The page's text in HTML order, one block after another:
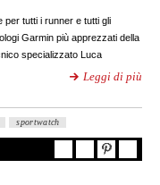
per tutti i runner e tutti gli
Garmin più apprezzati della
specializzato Luca
Leggi di più
sportwatch